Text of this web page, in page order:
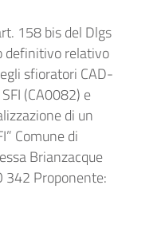
158 bis del Dlgs
definitivo relativo
sfioratori CAD-
(CA0082) e
di un
Comune di
Brianzacque
342 Proponente: